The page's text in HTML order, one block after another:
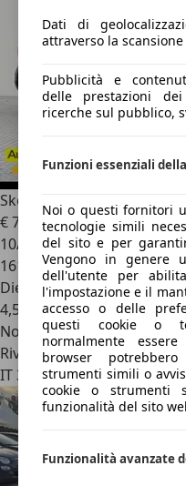
Dati di
attraverso la
Pubblicità e
delle prestazioni
ricerche sul pubblico,
Funzioni essenziali
Noi o questi fornitori
tecnologie simili
del sito e per
Vengono in genere
dell'utente per
l'impostazione e il
accesso o delle
questi cookie o
normalmente
browser
strumenti simili o
cookie o strumenti
funzionalità del sito
Funzionalità avanzate
Skoda Yeti
Outdoor 2.0 TDI
€ 7.750
10/2015
161.000 km
Diesel
4,5 l/100 km (comb.)
Novità
Rivenditore
IT 38123